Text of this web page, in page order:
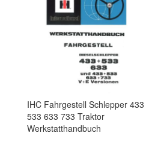
IHC Fahrgestell Schlepper 433
533 633 733 Traktor
Werkstatthandbuch